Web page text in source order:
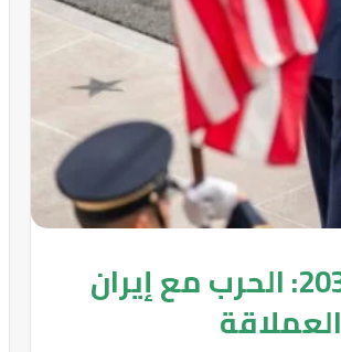
صدمة الواقع تضرب رؤية السعودية 2030: الحرب مع إيران